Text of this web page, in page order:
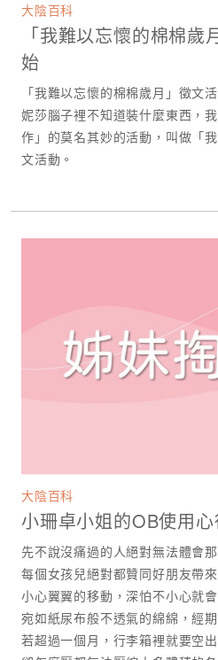
大陰百科
「我難以忘懷的棉棉
始
「我難以忘懷的棉棉歲月」徵文
妮莎腦子裡不知道裝什麼東西，
作」的莫名其妙的活動，叫做「
文活動。
大陰百科
小珊卓小姐的OB使用心
先不說沒痛過的人絕對無法體會
每個女孩兒絕對都贊同好朋友帶
小心翼翼的移動，深怕不小心就
宛如紙尿布般不透氣的綿綿，經
若超過一個月，行李箱裡就要空